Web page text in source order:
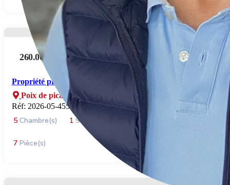
260.000€
Propriété proche du centre Poix de Picardie
Poix de picardie
Réf: 2026-05-455P
5 Chambre(s) 1 Salles de bains 155
7 Pièce(s)